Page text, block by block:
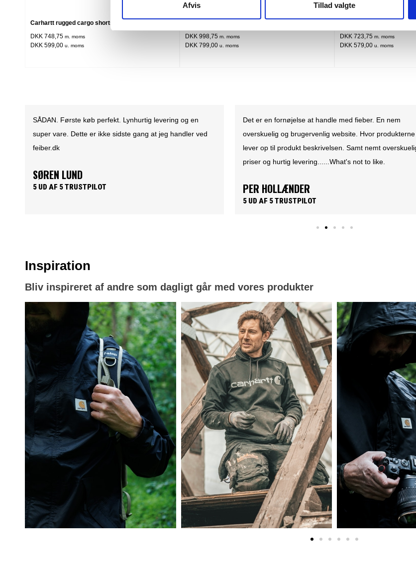
Afvis Tillad valgte
Carhartt rugged cargo shorts
DKK 748,75 m. moms
DKK 599,00 u. moms
DKK 998,75 m. moms
DKK 799,00 u. moms
DKK 723,75 m. moms
DKK 579,00 u. moms
Det er en fornøjelse at handle med fieber. En nem
overskuelig og brugervenlig website. Hvor produkterne
lever op til produkt beskrivelsen. Samt nemt overskuelige
PER HOLLÆNDER
God og brugervenlig hjemmeside. God kundeservice,
hurtigt levering. Ovenikøbet med et gavebevis med i
pakken. Kan klart anbefales.
5 UD AF 5 TRUSTPILOT
Inspiration
Bliv inspireret af andre som dagligt går med vores produkter